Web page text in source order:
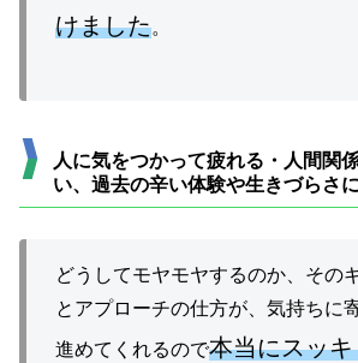
けました。
人に気をつかって疲れる・人間関
い、過去の辛い体験や生きづらさ
どうしてモヤモヤするのか、その
とアプローチの仕方が、気持ちに
進めてくれるので本当にスッ